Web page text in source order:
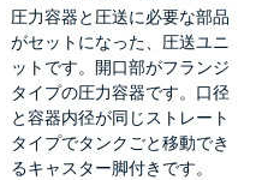
ット【PCN-O-L-UT】
圧力容器と圧送に必要な部品
がセットになった、圧送ユニ
ットです。開口部がフランジ
タイプの圧力容器です。口径
と容器内径が同じストレート
タイプでタンクごと移動でき
るキャスター脚付きです。